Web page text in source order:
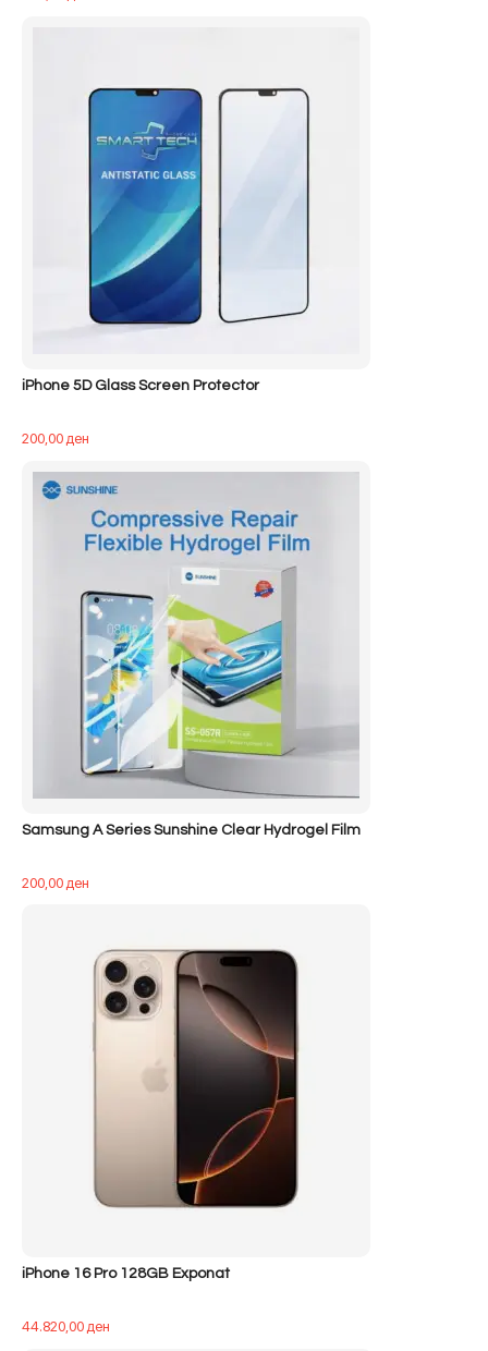
iPhone 5D Glass Screen Protector
200,00ден
Samsung A Series Sunshine Clear Hydrogel Film
200,00ден
iPhone 16 Pro 128GB Exponat
44.820,00ден